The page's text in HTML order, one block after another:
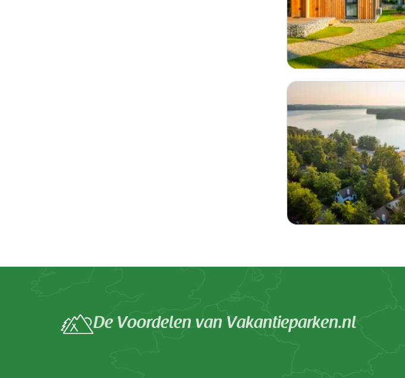
De Voordelen van Vakantieparken.nl